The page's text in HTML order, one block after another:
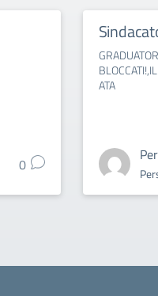
0
ATA